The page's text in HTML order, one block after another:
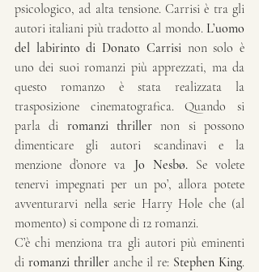
psicologico, ad alta tensione. Carrisi è tra gli
autori italiani più tradotto al mondo. L’uomo
del labirinto di Donato Carrisi non solo è
uno dei suoi romanzi più apprezzati, ma da
questo romanzo è stata realizzata la
trasposizione cinematografica. Quando si
parla di romanzi thriller non si possono
dimenticare gli autori scandinavi e la
menzione d’onore va Jo Nesbø. Se volete
tenervi impegnati per un po’, allora potete
avventurarvi nella serie Harry Hole che (al
momento) si compone di 12 romanzi.
C’è chi menziona tra gli autori più eminenti
di romanzi thriller anche il re: Stephen King.